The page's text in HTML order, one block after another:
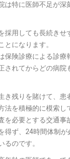
は特に医師不足が深
採用しても長続きせ
とになります。
保険診療による診療
されてからどの病院
き残りを賭けて、患
法を積極的に模索し
を必要とする交通事
得ず、24時間体制が
るのです。